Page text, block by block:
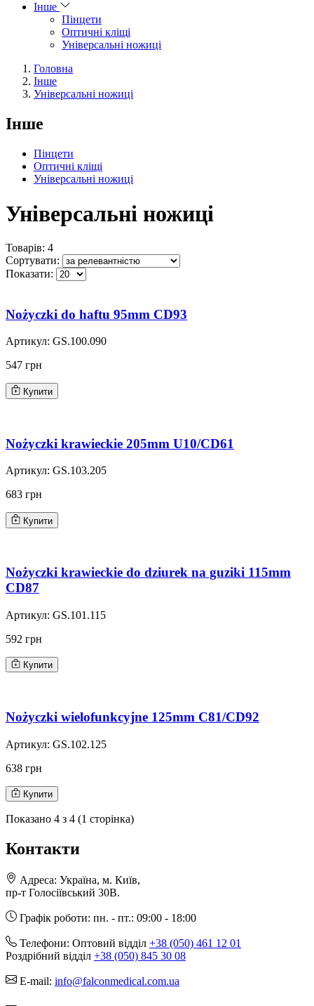
Інше
Пінцети
Оптичні кліщі
Універсальні ножиці
Головна
Інше
Універсальні ножиці
Інше
Пінцети
Оптичні кліщі
Універсальні ножиці
Універсальні ножиці
Товарів: 4
Сортувати:
Показати:
Nożyczki do haftu 95mm CD93
Артикул: GS.100.090
547 грн
Купити
Nożyczki krawieckie 205mm U10/CD61
Артикул: GS.103.205
683 грн
Купити
Nożyczki krawieckie do dziurek na guziki 115mm
CD87
Артикул: GS.101.115
592 грн
Купити
Nożyczki wielofunkcyjne 125mm C81/CD92
Артикул: GS.102.125
638 грн
Купити
Показано 4 з 4 (1 сторінка)
Контакти
Адреса: Україна, м. Київ,
пр-т Голосіївський 30В.
Графік роботи: пн. - пт.: 09:00 - 18:00
Телефони: Оптовий відділ +38 (050) 461 12 01
Роздрібний відділ +38 (050) 845 30 08
E-mail: info@falconmedical.com.ua